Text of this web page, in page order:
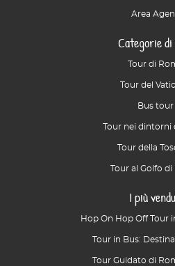
Area
Categorie
Tour di
Tour del
Bus tour
Tour nei dintorni
Tour della
Tour al Golfo
I più
Hop On Hop Off Tour
Tour in Bus:
Tour Guidato di